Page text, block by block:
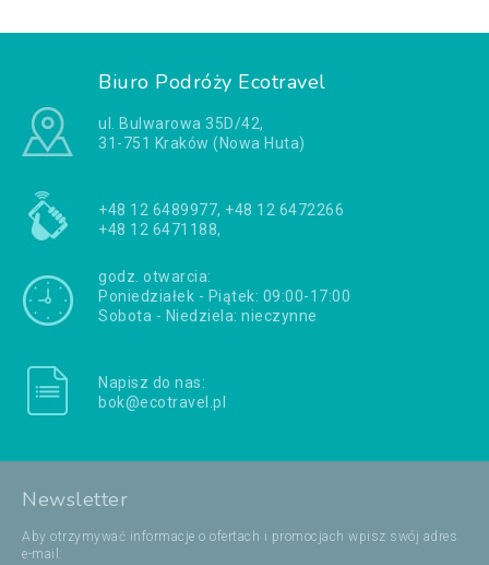
Biuro Podróży Ecotravel
ul. Bulwarowa 35D/42,
31-751 Kraków (Nowa Huta)
+48 12 6489977, +48 12 6472266
+48 12 6471188,
godz. otwarcia:
Poniedziałek - Piątek: 09:00-17:00
Sobota - Niedziela: nieczynne
Napisz do nas:
bok@ecotravel.pl
Newsletter
Aby otrzymywać informacje o ofertach i promocjach wpisz swój adres
e-mail: